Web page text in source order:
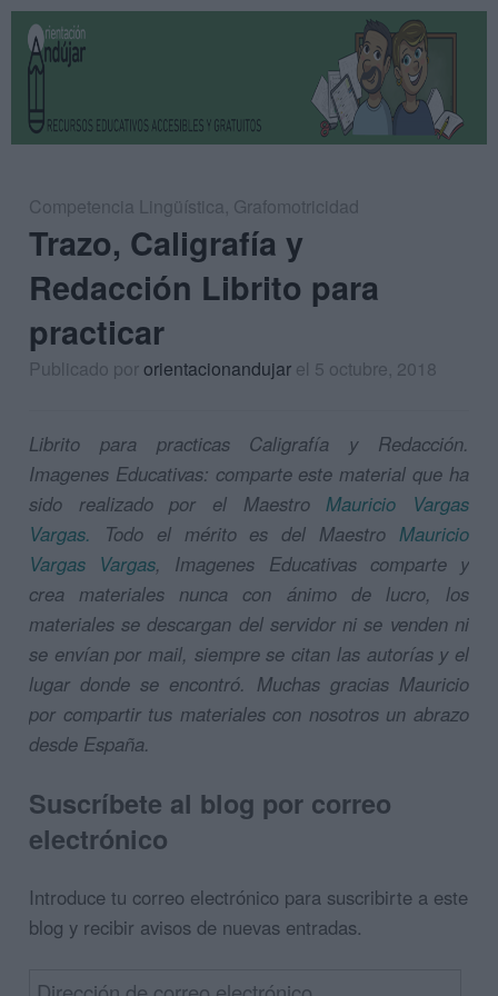
Competencia Lingüística, Grafomotricidad
Trazo, Caligrafía y
Redacción Librito para
practicar
Publicado pororientacionandujar el 5 octubre, 2018
Librito para practicas Caligrafía y Redacción.
Imagenes Educativas: comparte este material que ha
sido realizado por el MaestroMauricio Vargas
Vargas‎. Todo el mérito es del Maestro Mauricio
Vargas Vargas, Imagenes Educativas comparte y
crea materiales nunca con ánimo de lucro, los
materiales se descargan del servidor ni se venden ni
se envían por mail, siempre se citan las autorías y el
lugar donde se encontró. Muchas gracias Mauricio
por compartir tus materiales con nosotros un abrazo
desde España.
Suscríbete al blog por correo
electrónico
Introduce tu correo electrónico para suscribirte a este
blog y recibir avisos de nuevas entradas.
Dirección